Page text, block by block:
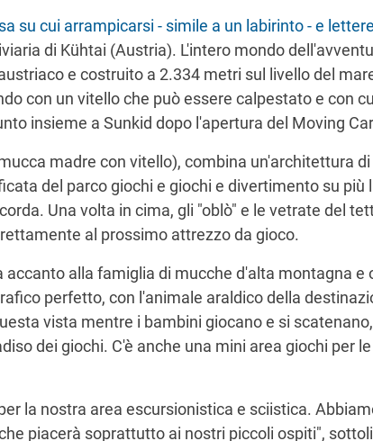
su cui arrampicarsi - simile a un labirinto - e
di Kühtai (Austria). L'intero mondo
e costruito a 2.334 metri sul livello del
con un vitello che può essere calpestato e con
insieme a Sunkid dopo l'apertura del Moving
madre con vitello), combina un'architettura
del parco giochi e giochi e divertimento su
Una volta in cima, gli "oblò" e le vetrate del
al prossimo attrezzo da gioco.
alla famiglia di mucche d'alta montagna
perfetto, con l'animale araldico della
vista mentre i bambini giocano e si
dei giochi. C'è anche una mini area giochi per
la nostra area escursionistica e sciistica.
piacerà soprattutto ai nostri piccoli ospiti",